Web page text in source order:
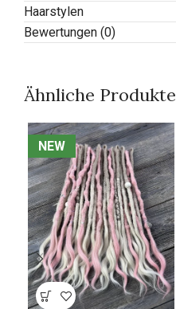
Haarstylen
Bewertungen (0)
Ähnliche Produkte
NEW
NEW